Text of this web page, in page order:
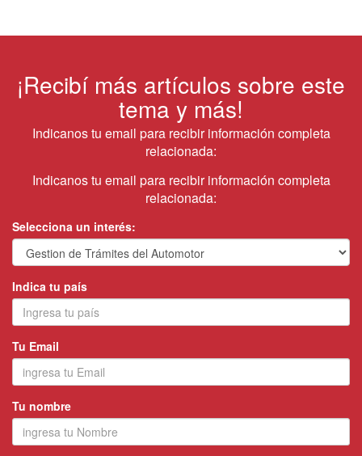
¡Recibí más artículos sobre este
tema y más!
Indicanos tu email para recibir información completa
relacionada:
Indicanos tu email para recibir información completa
relacionada:
Selecciona un interés:
Indica tu país
Tu Email
Tu nombre